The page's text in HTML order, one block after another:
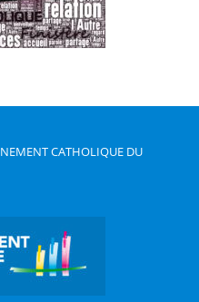
CATHOLIQUE DU